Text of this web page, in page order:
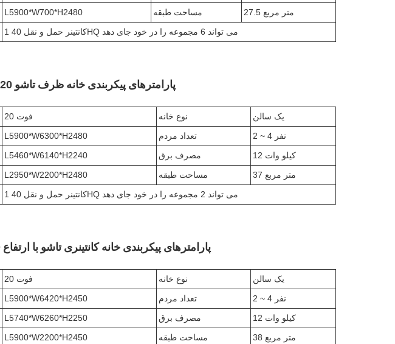
L5900*W700*H2480 مساحت طبقه
27.5 متر مربع
1 کانتینر حمل و نقل 40HQ می تواند 6 مجموعه را در خود جای دهد
پارامترهای پیکربندی خانه ظرف تاشو 20 فوتی
20 فوت نوع خانه
یک سالن
L5900*W6300*H2480 تعداد مردم
2 ~ 4 نفر
L5460*W6140*H2240 مصرف برق
12 کیلو وات
L2950*W2200*H2480 مساحت طبقه
37 متر مربع
1 کانتینر حمل و نقل 40HQ می تواند 2 مجموعه را در خود جای دهد
پارامترهای پیکربندی خانه کانتینری تاشو با ارتفاع 20 فوت صاف
20 فوت نوع خانه
یک سالن
L5900*W6420*H2450 تعداد مردم
2 ~ 4 نفر
L5740*W6260*H2250 مصرف برق
12 کیلو وات
L5900*W2200*H2450 مساحت طبقه
38 متر مربع